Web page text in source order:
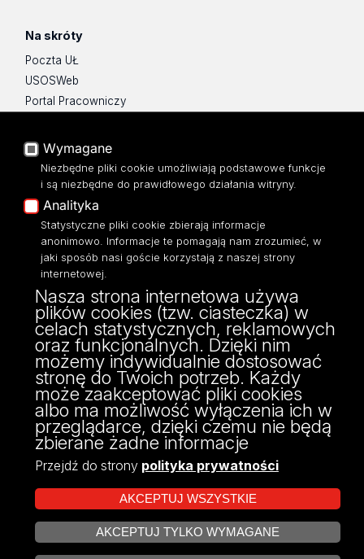
Na skróty
Poczta UŁ
USOSWeb
Portal Pracowniczy
Platforma e-learningowa
Moodle
Eksperci UŁ
Polityka Prywatności
Dostępność
Wydział Ekonomiczno-Socjologiczny
Uniwersytetu Łódzkiego
90-214 Łódź,
ul. Rewolucji 1905 r. 41/43
Projekt Multiportalu UŁ współfinansowany z funduszy Unii Europejskiej w
ramach konkursu NCBR
Wymagane
Niezbędne pliki cookie umożliwiają podstawowe funkcje
i są niezbędne do prawidłowego działania witryny.
Analityka
Statystyczne pliki cookie zbierają informacje
anonimowo. Informacje te pomagają nam zrozumieć, w
jaki sposób nasi goście korzystają z naszej strony
internetowej.
Nasza strona internetowa używa
plików cookies (tzw. ciasteczka) w
celach statystycznych, reklamowych
oraz funkcjonalnych. Dzięki nim
możemy indywidualnie dostosować
stronę do Twoich potrzeb. Każdy
może zaakceptować pliki cookies
albo ma możliwość wyłączenia ich w
przeglądarce, dzięki czemu nie będą
zbierane żadne informacje
Przejdź do strony polityka prywatności
AKCEPTUJ WSZYSTKIE
AKCEPTUJ TYLKO WYMAGANE
ZARZĄDZAJ COOKIES